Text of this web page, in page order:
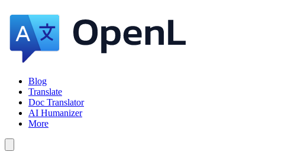
Blog
Translate
Doc Translator
AI Humanizer
More